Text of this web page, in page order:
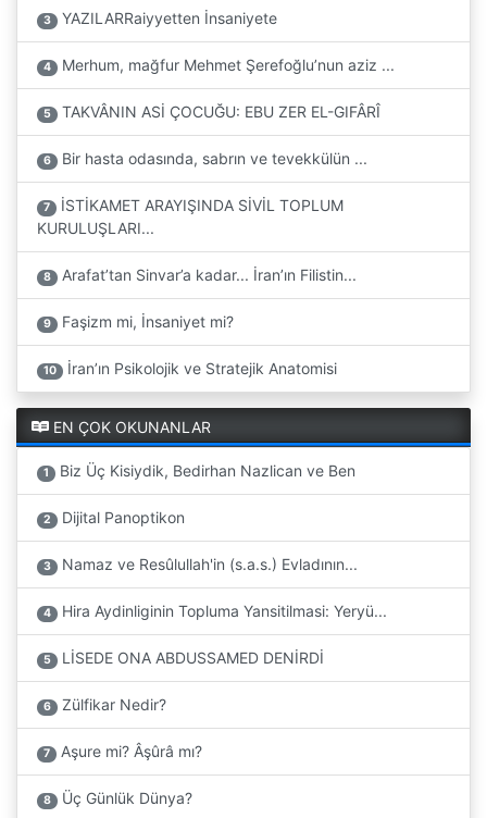
3 YAZILARRaiyyetten İnsaniyete
4 Merhum, mağfur Mehmet Şerefoğlu’nun aziz ...
5 TAKVÂNIN ASİ ÇOCUĞU: EBU ZER EL-GIFÂRÎ
6 Bir hasta odasında, sabrın ve tevekkülün ...
7
İSTİKAMET ARAYIŞINDA SİVİL TOPLUM
KURULUŞLARI...
8 Arafat’tan Sinvar’a kadar... İran’ın Filistin...
9 Faşizm mi, İnsaniyet mi?
10 İran’ın Psikolojik ve Stratejik Anatomisi
EN ÇOK OKUNANLAR
1 Biz Üç Kisiydik, Bedirhan Nazlican ve Ben
2 Dijital Panoptikon
3 Namaz ve Resûlullah'in (s.a.s.) Evladının...
4 Hira Aydinliginin Topluma Yansitilmasi: Yeryü...
5 LİSEDE ONA ABDUSSAMED DENİRDİ
6 Zülfikar Nedir?
7 Aşure mi? Âşûrâ mı?
8 Üç Günlük Dünya?